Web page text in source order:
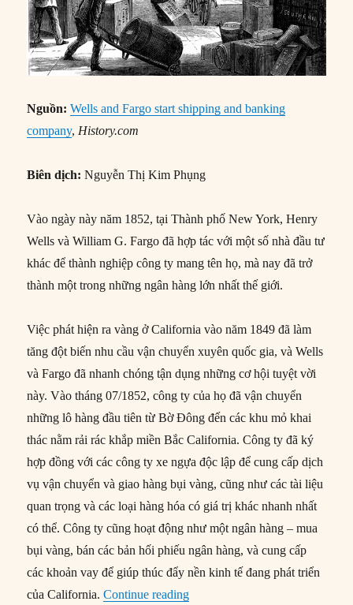
Nguồn:Wells and Fargo start shipping and banking
company, History.com
Biên dịch:Nguyễn Thị Kim Phụng
Vào ngày này năm 1852, tại Thành phố New York, Henry
Wells và William G. Fargo đã hợp tác với một số nhà đầu tư
khác để thành nghiệp công ty mang tên họ, mà nay đã trở
thành một trong những ngân hàng lớn nhất thế giới.
Việc phát hiện ra vàng ở California vào năm 1849 đã làm
tăng đột biến nhu cầu vận chuyển xuyên quốc gia, và Wells
và Fargo đã nhanh chóng tận dụng những cơ hội tuyệt vời
này. Vào tháng 07/1852, công ty của họ đã vận chuyển
những lô hàng đầu tiên từ Bờ Đông đến các khu mỏ khai
thác nằm rải rác khắp miền Bắc California. Công ty đã ký
hợp đồng với các công ty xe ngựa độc lập để cung cấp dịch
vụ vận chuyển và giao hàng bụi vàng, cũng như các tài liệu
quan trọng và các loại hàng hóa có giá trị khác nhanh nhất
có thể. Công ty cũng hoạt động như một ngân hàng – mua
bụi vàng, bán các bản hối phiếu ngân hàng, và cung cấp
các khoản vay để giúp thúc đẩy nền kinh tế đang phát triển
của California.Continue reading“18/03/1852: Wells và Fargo